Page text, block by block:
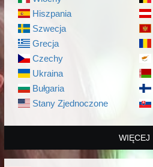
Hiszpania
Szwecja
Grecja
Czechy
Ukraina
Bułgaria
Stany Zjednoczone
WIĘCEJ